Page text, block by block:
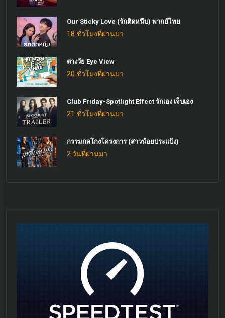
Our Sticky Love (รักติดหนึบ) พากย์ไทย
18 ชั่วโมงที่ผ่านมา
ต่างวัย Eye View
20 ชั่วโมงที่ผ่านมา
Club Friday-Spotlight Effect รักเอง เจ็บเอง
21 ชั่วโมงที่ผ่านมา
กรรมกลโกงโครงการ (สาวน้อยประแป้ง)
2 วันที่ผ่านมา